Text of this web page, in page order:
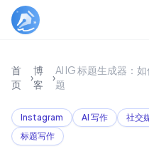
首
页
›
博
客
›
AI IG 标题生成器：
题
Instagram AI 写作 社交
标题写作